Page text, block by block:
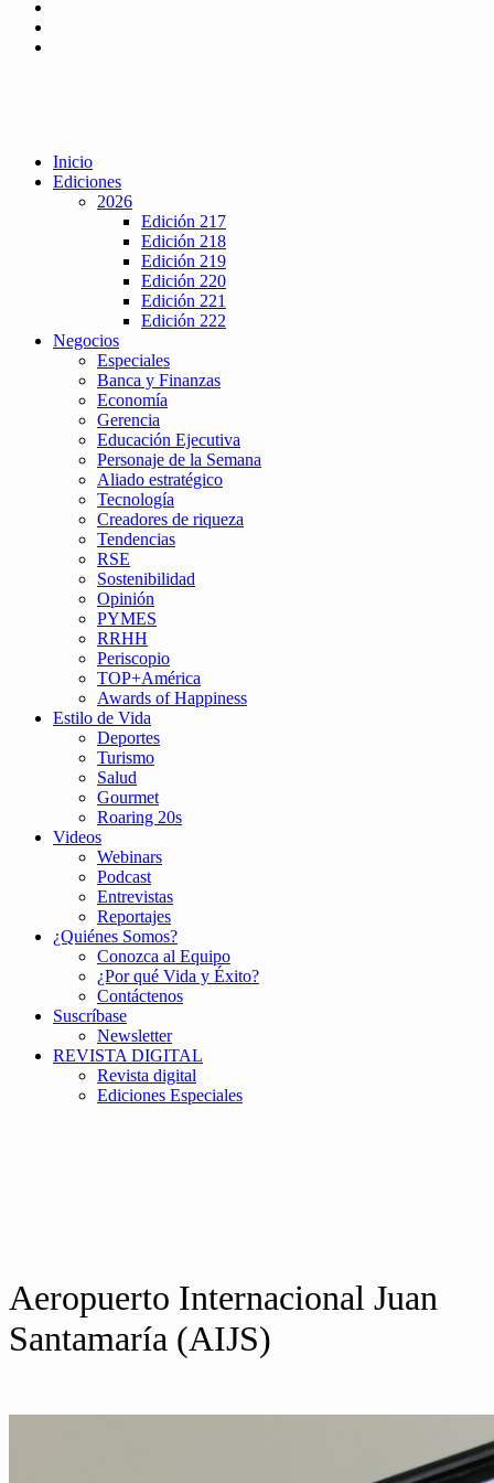
Inicio
Ediciones
2026
Edición 217
Edición 218
Edición 219
Edición 220
Edición 221
Edición 222
Negocios
Especiales
Banca y Finanzas
Economía
Gerencia
Educación Ejecutiva
Personaje de la Semana
Aliado estratégico
Tecnología
Creadores de riqueza
Tendencias
RSE
Sostenibilidad
Opinión
PYMES
RRHH
Periscopio
TOP+América
Awards of Happiness
Estilo de Vida
Deportes
Turismo
Salud
Gourmet
Roaring 20s
Videos
Webinars
Podcast
Entrevistas
Reportajes
¿Quiénes Somos?
Conozca al Equipo
¿Por qué Vida y Éxito?
Contáctenos
Suscríbase
Newsletter
REVISTA DIGITAL
Revista digital
Ediciones Especiales
Aeropuerto Internacional Juan
Santamaría (AIJS)